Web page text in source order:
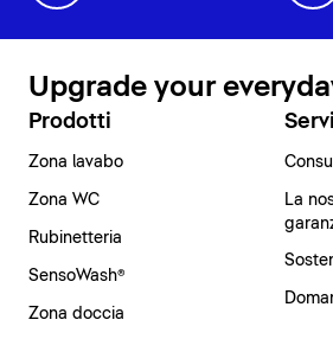
Upgrade your
Prodotti
Zona lavabo
Zona WC
Rubinetteria
SensoWash®
Zona doccia
La